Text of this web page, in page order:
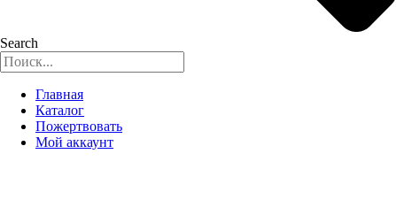
Search
Главная
Каталог
Пожертвовать
Мой аккаунт